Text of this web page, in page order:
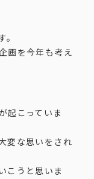
画を今年も考え
起こっていま
変な思いをされ
こうと思いま